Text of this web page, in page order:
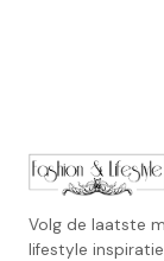
Volg de laatste
lifestyle